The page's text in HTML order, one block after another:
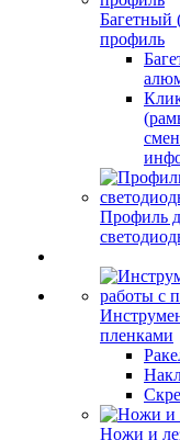
Багетный
профиль
Профиль
пленками
Ножи и